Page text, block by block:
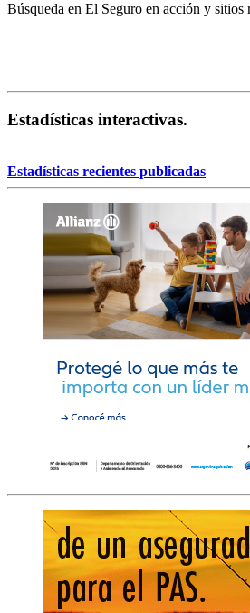
Búsqueda en El Seguro en acción y sitios
Estadísticas interactivas.
Estadísticas recientes publicadas